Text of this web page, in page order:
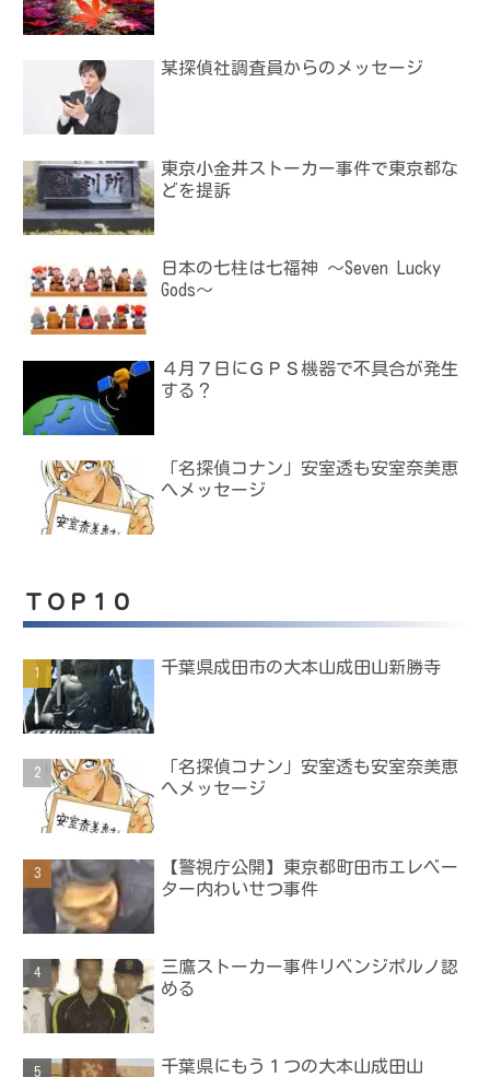
某探偵社調査員からのメッセージ
東京小金井ストーカー事件で東京都な
どを提訴
日本の七柱は七福神 ～Seven Lucky
Gods～
４月７日にＧＰＳ機器で不具合が発生
する？
「名探偵コナン」安室透も安室奈美恵
へメッセージ
ＴＯＰ１０
千葉県成田市の大本山成田山新勝寺
「名探偵コナン」安室透も安室奈美恵
へメッセージ
【警視庁公開】東京都町田市エレベー
ター内わいせつ事件
三鷹ストーカー事件リベンジポルノ認
める
千葉県にもう１つの大本山成田山